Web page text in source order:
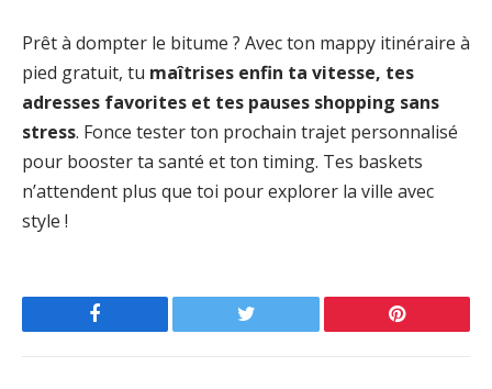
Prêt à dompter le bitume ? Avec ton mappy itinéraire à
pied gratuit, tu maîtrises enfin ta vitesse, tes
adresses favorites et tes pauses shopping sans
stress. Fonce tester ton prochain trajet personnalisé
pour booster ta santé et ton timing. Tes baskets
n’attendent plus que toi pour explorer la ville avec
style !
Facebook Twitter Pinterest